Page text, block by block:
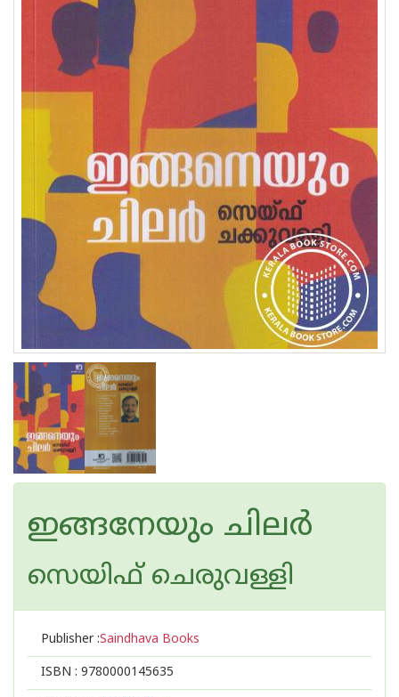
ഇങ്ങനേയും ചിലർ
സെയിഫ് ചെരുവള്ളി
Publisher :Saindhava Books
ISBN : 9780000145635